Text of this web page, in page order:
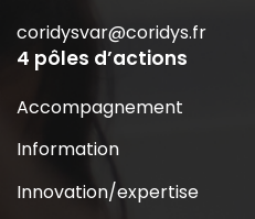
coridysvar@coridys.fr
4 pôles d’actions
Accompagnement
Information
Innovation/expertise